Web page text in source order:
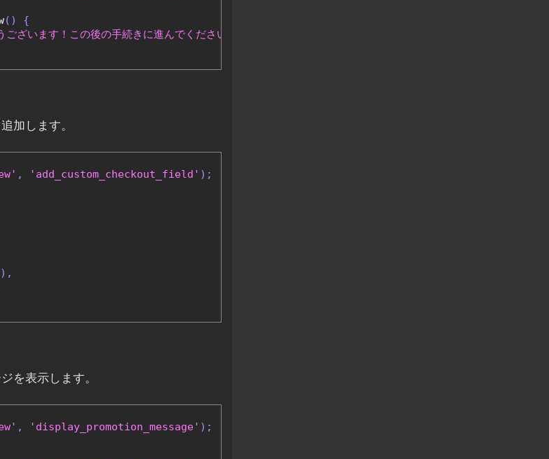
()
{
います！この後の手続きに進んでください。</div>'
加します。
, 'add_custom_checkout_field' );
),
を表示します。
, 'display_promotion_message' );